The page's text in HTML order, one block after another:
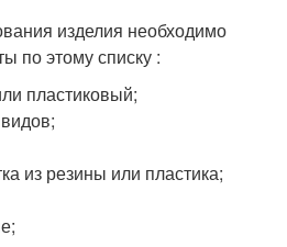
изделия необходимо
по этому списку :
пластиковый;
из резины или пластика;